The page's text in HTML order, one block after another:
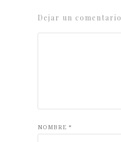
Dejar un comentario
NOMBRE *